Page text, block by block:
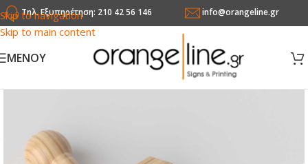
Skip to navigation
Skip to main content
Τηλ. Εξυπηρέτηση: 210 42 56 146 info@orangeline.gr
MENOY